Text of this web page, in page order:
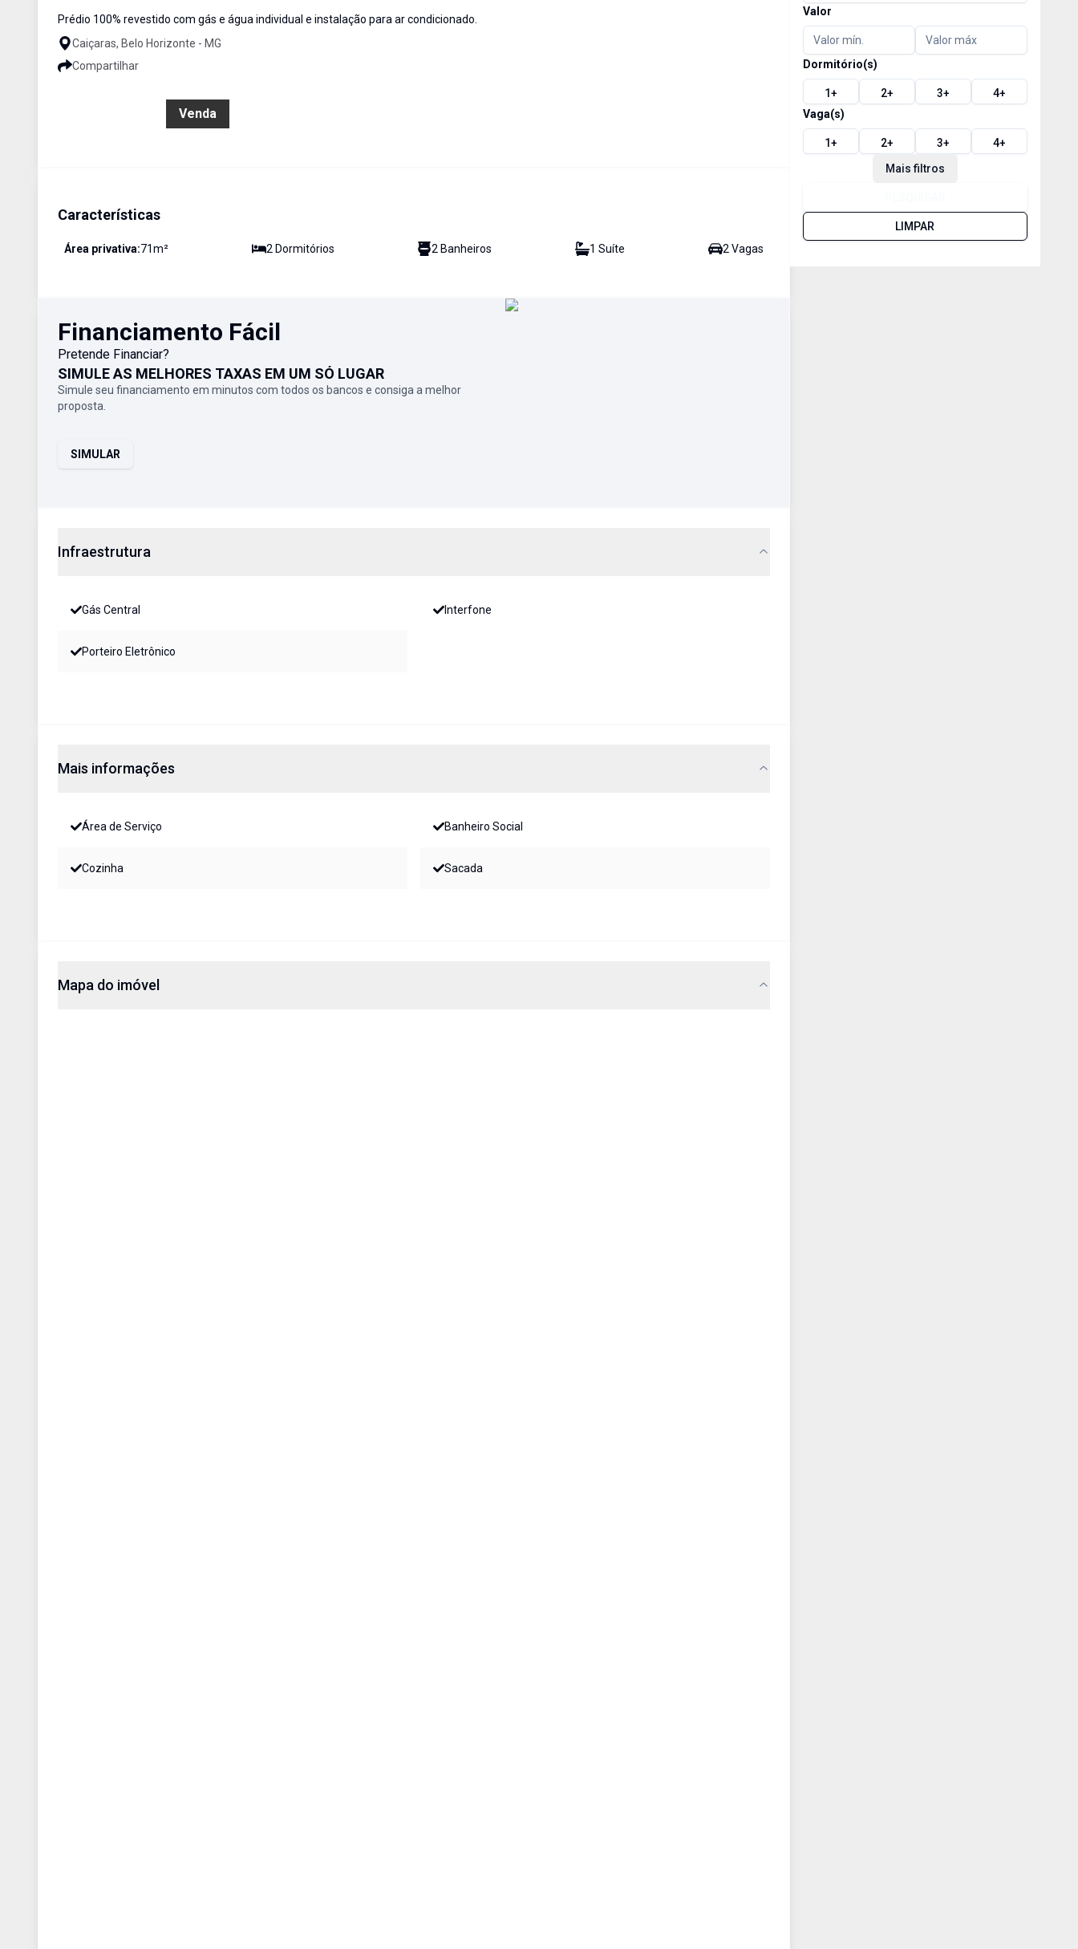
Prédio 100% revestido com gás e água individual e instalação para ar condicionado.
Caiçaras, Belo Horizonte - MG
Compartilhar
Venda
Características
Área privativa:71m² 2 Dormitórios 2 Banheiros 1 Suíte 2 Vagas
Financiamento Fácil
Pretende Financiar?
SIMULE AS MELHORES TAXAS EM UM SÓ LUGAR
Simule seu financiamento em minutos com todos os bancos e consiga a melhor
proposta.
SIMULAR
Infraestrutura
Gás Central Interfone
Porteiro Eletrônico
Mais informações
Área de Serviço Banheiro Social
Cozinha Sacada
Mapa do imóvel
Valor
Dormitório(s)
1+ 2+ 3+ 4+
Vaga(s)
1+ 2+ 3+ 4+
Mais filtros
LIMPAR